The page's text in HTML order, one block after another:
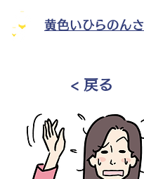
黄色いひらのんさ
< 戻る